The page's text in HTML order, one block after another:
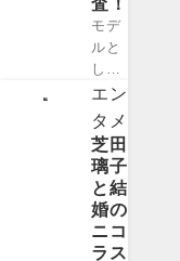
ラー
ズ・
テイ
ラー
＝タ
ツ
ジ・
ヌー
ト
バ...
しま
す。
フッ
トサ
ルと
は フ
ット
サル
と
は、
いわ
ゆる
まし
た。
優し
いTK
さん
と自
由奔
放な
すず
さん
の仲
良し
査！
モデ
ルと
して
活躍
して
いる
清原
亜希
さん
です
が、
エン
タメ
芝田
璃子
と結
婚の
ニコ
ラス